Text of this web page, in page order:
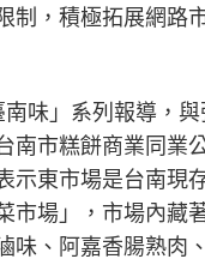
制，積極拓展網路
味」系列報導，
南市糕餅商業同業
示東市場是台南現
市場」，市場內藏
味、阿嘉香腸熟肉